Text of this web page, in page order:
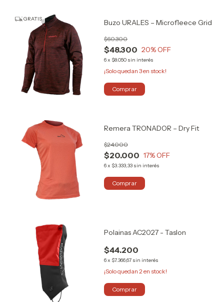
GRATIS Buzo URALES – Microfleece Grid
$48.300
$60.300
20% OFF
6x $8.050 sin interés
¡Solo quedan 3en stock!
Comprar
Remera TRONADOR – Dry Fit
$20.000
$24.000
17% OFF
6x $3.333,33 sin interés
Comprar
Polainas AC2027 - Taslon
$44.200
6x $7.366,67 sin interés
¡Solo quedan 2 en stock!
Comprar